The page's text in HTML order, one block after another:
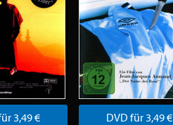
3,49 €
DVD für 3,49 €